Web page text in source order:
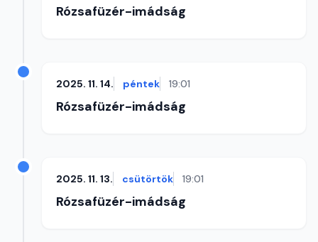
Rózsafüzér-imádság
2025. 11. 14. péntek 19:01
Rózsafüzér-imádság
2025. 11. 13. csütörtök 19:01
Rózsafüzér-imádság